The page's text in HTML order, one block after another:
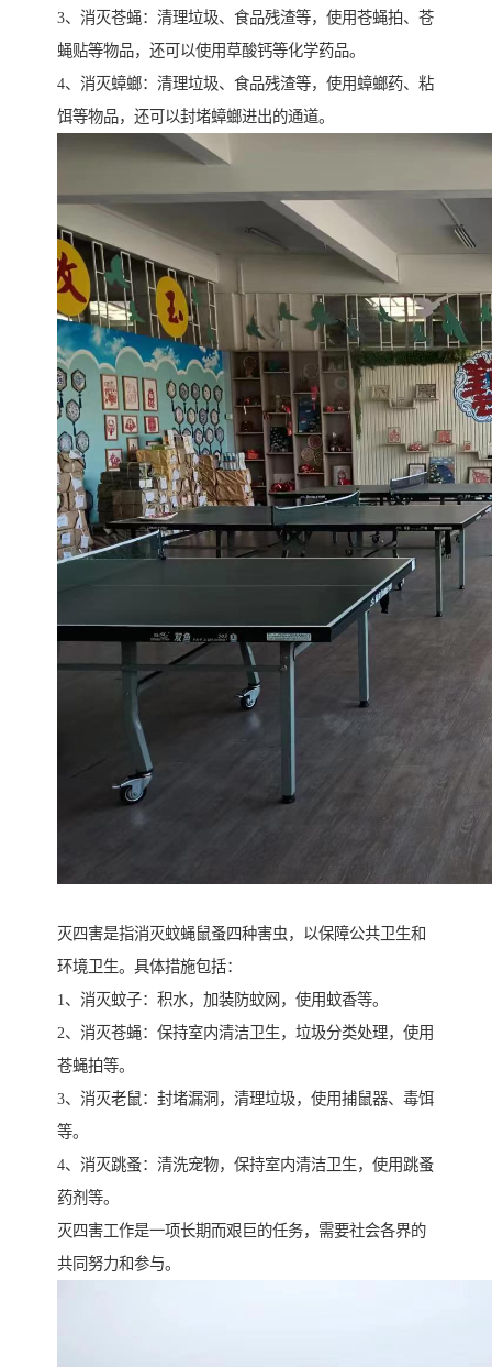
3、消灭苍蝇：清理垃圾、食品残渣等，使用苍蝇拍、苍
蝇贴等物品，还可以使用草酸钙等化学药品。
4、消灭蟑螂：清理垃圾、食品残渣等，使用蟑螂药、粘
饵等物品，还可以封堵蟑螂进出的通道。
灭四害是指消灭蚊蝇鼠蚤四种害虫，以保障公共卫生和
环境卫生。具体措施包括：
1、消灭蚊子：积水，加装防蚊网，使用蚊香等。
2、消灭苍蝇：保持室内清洁卫生，垃圾分类处理，使用
苍蝇拍等。
3、消灭老鼠：封堵漏洞，清理垃圾，使用捕鼠器、毒饵
等。
4、消灭跳蚤：清洗宠物，保持室内清洁卫生，使用跳蚤
药剂等。
灭四害工作是一项长期而艰巨的任务，需要社会各界的
共同努力和参与。